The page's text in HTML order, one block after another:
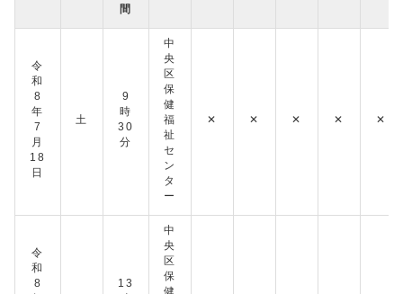
間
令
和
8
年
7
月
18
日
土
9
時
30
分
中
央
区
保
健
福
祉
セ
ン
タ
ー
✕ ✕ ✕ ✕ ✕
令
和
8
13
中
央
区
保
健